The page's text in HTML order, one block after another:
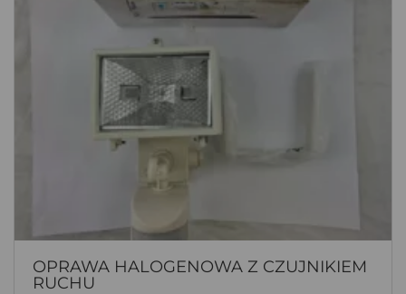
OPRAWA HALOGENOWA Z CZUJNIKIEM
RUCHU